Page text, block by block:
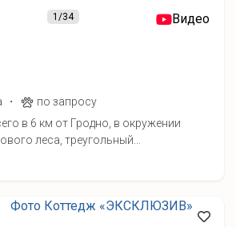
1/34 Видео
·
по запросу
в 6 км от Гродно, в окружении
леса, треугольный...